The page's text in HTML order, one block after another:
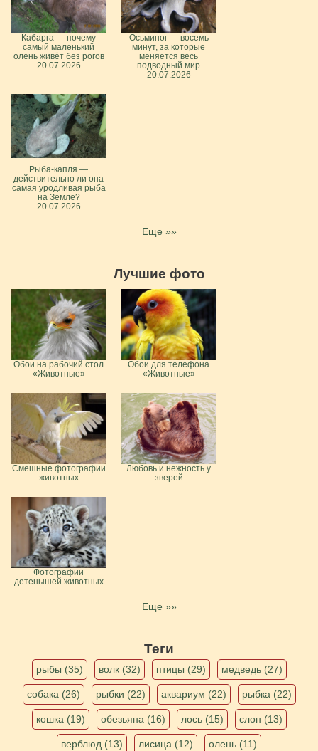
Кабарга — почему
самый маленький
олень живёт без рогов
20.07.2026
Осьминог — восемь
минут, за которые
меняется весь
подводный мир
20.07.2026
Рыба-капля —
действительно ли она
самая уродливая рыба
на Земле?
20.07.2026
Еще »»
Лучшие фото
Обои на рабочий стол
«Животные»
Обои для телефона
«Животные»
Смешные фотографии
животных
Любовь и нежность у
зверей
Фотографии
детенышей животных
Еще »»
Теги
рыбы (35) волк (32) птицы (29) медведь (27)
собака (26) рыбки (22) аквариум (22) рыбка (22)
кошка (19) обезьяна (16) лось (15) слон (13)
верблюд (13) лисица (12)
олень (11)